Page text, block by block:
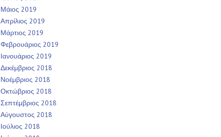
Μάιος 2019
Απρίλιος 2019
Μάρτιος 2019
Φεβρουάριος 2019
Ιανουάριος 2019
Δεκέμβριος 2018
Νοέμβριος 2018
Οκτώβριος 2018
Σεπτέμβριος 2018
Αύγουστος 2018
Ιούλιος 2018